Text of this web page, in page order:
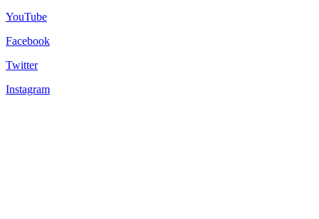
YouTube
Facebook
Twitter
Instagram